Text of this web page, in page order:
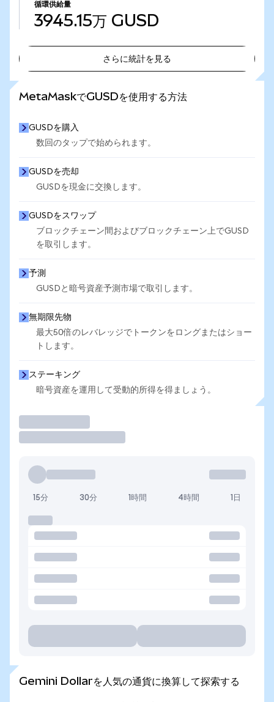
循環供給量
3945.15万 GUSD
さらに統計を見る
MetaMaskでGUSDを使用する方法
GUSDを購入
数回のタップで始められます。
GUSDを売却
GUSDを現金に交換します。
GUSDをスワップ
ブロックチェーン間およびブロックチェーン上でGUSD
を取引します。
予測
GUSDと暗号資産予測市場で取引します。
無期限先物
最大50倍のレバレッジでトークンをロングまたはショー
トします。
ステーキング
暗号資産を運用して受動的所得を得ましょう。
15分 30分 1時間 4時間 1日
Gemini Dollarを人気の通貨に換算して探索する